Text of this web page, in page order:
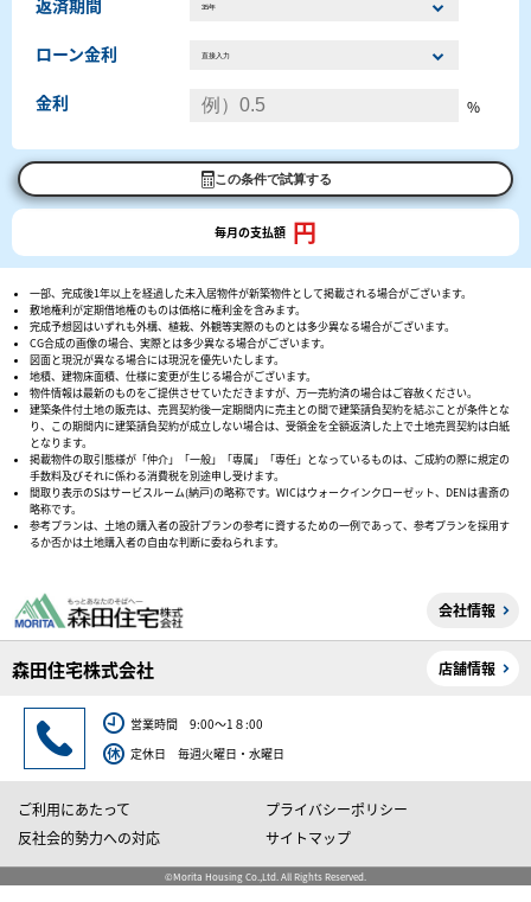
返済期間
ローン金利
金利 %
この条件で試算する
毎月の支払額 円
一部、完成後1年以上を経過した未入居物件が新築物件として掲載される場合がございます。
敷地権利が定期借地権のものは価格に権利金を含みます。
完成予想図はいずれも外構、植栽、外観等実際のものとは多少異なる場合がございます。
CG合成の画像の場合、実際とは多少異なる場合がございます。
図面と現況が異なる場合には現況を優先いたします。
地積、建物床面積、仕様に変更が生じる場合がございます。
物件情報は最新のものをご提供させていただきますが、万一売約済の場合はご容赦ください。
建築条件付土地の販売は、売買契約後一定期間内に売主との間で建築請負契約を結ぶことが条件とな
り、この期間内に建築請負契約が成立しない場合は、受領金を全額返済した上で土地売買契約は白紙
となります。
掲載物件の取引態様が「仲介」「一般」「専属」「専任」となっているものは、ご成約の際に規定の
手数料及びそれに係わる消費税を別途申し受けます。
間取り表示のSはサービスルーム(納戸)の略称です。WICはウォークインクローゼット、DENは書斎の
略称です。
参考プランは、土地の購入者の設計プランの参考に資するための一例であって、参考プランを採用す
るか否かは土地購入者の自由な判断に委ねられます。
会社情報
森田住宅株式会社 店舗情報
営業時間 9:00～1８:00
定休日 毎週火曜日・水曜日
ご利用にあたって
プライバシーポリシー
反社会的勢力への対応
サイトマップ
©Morita Housing Co.,Ltd. All Rights Reserved.